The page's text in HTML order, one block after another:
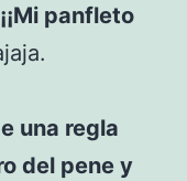
panfleto
una regla
del pene y